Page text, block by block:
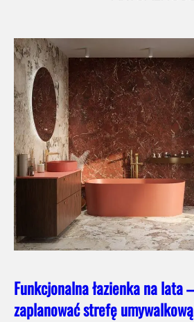
Funkcjonalna łazienka na lata
zaplanować strefę